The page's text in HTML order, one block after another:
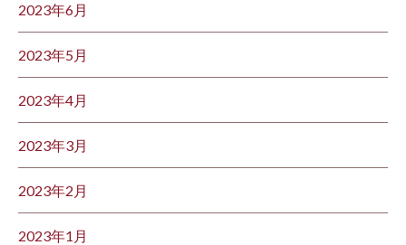
2023年6月
2023年5月
2023年4月
2023年3月
2023年2月
2023年1月